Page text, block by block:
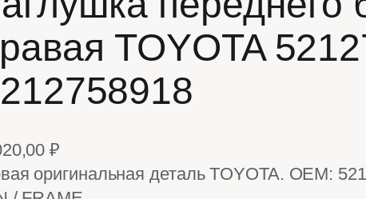
TOYOTA
₽
оригинальная деталь TOYOTA. OEM: